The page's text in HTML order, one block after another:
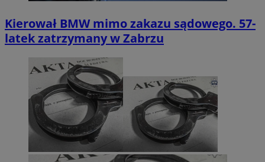
Kierował BMW mimo zakazu sądowego. 57-
latek zatrzymany w Zabrzu